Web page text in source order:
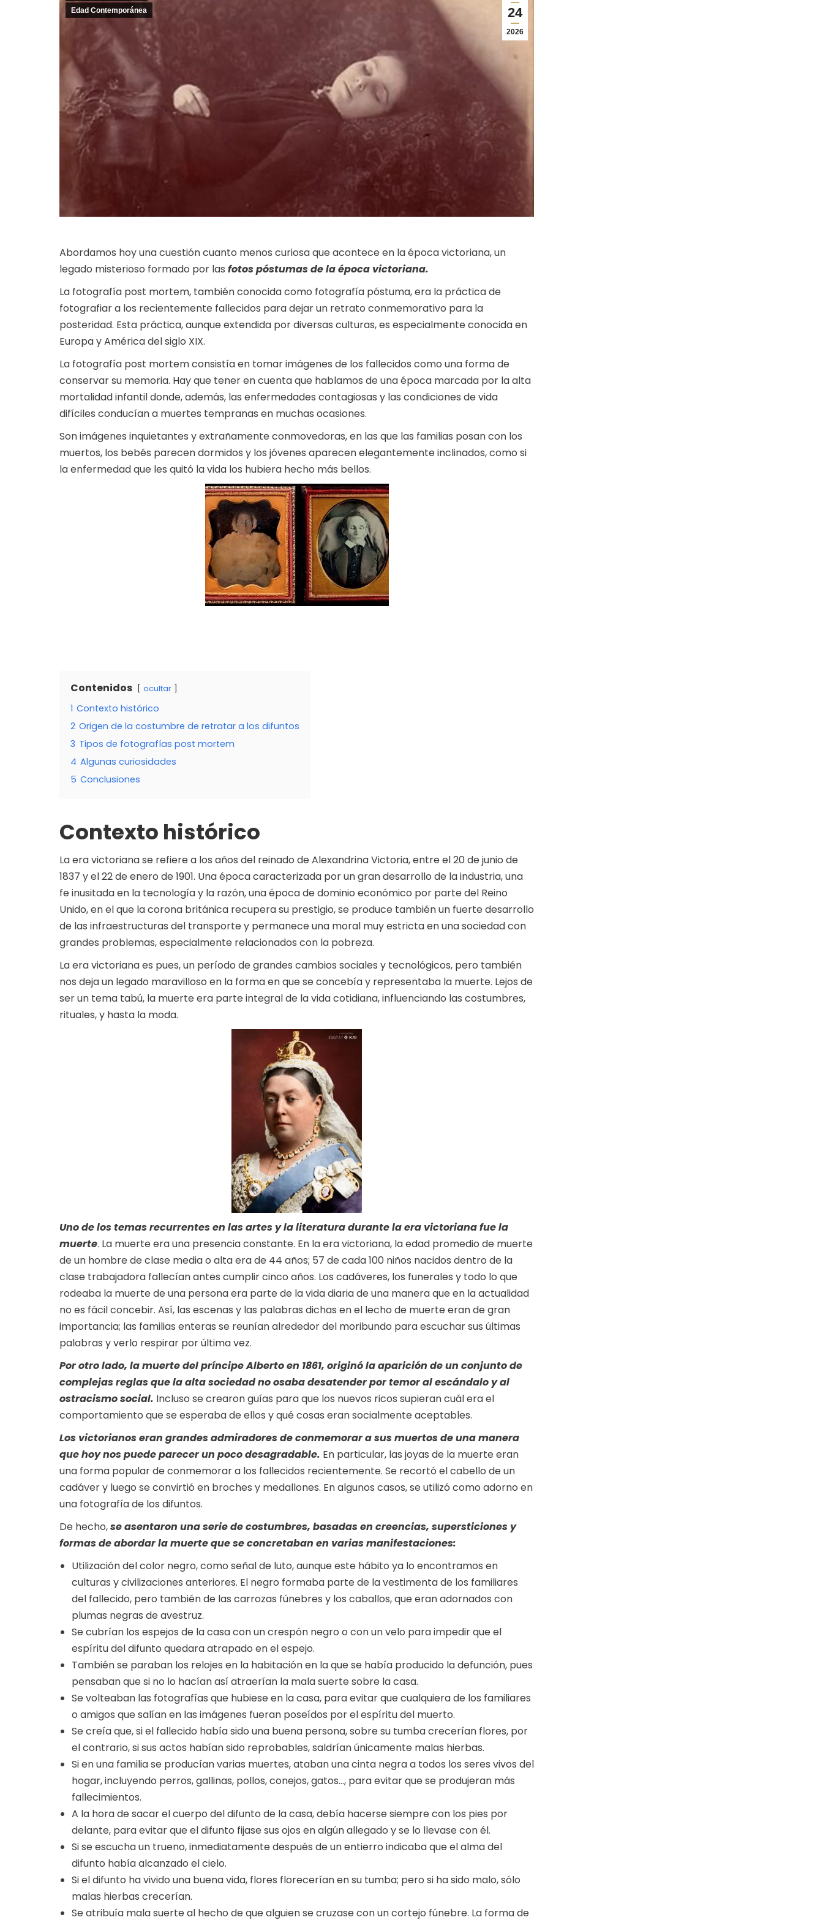
24
2026
Edad Contemporánea
Abordamos hoy una cuestión cuanto menos curiosa que acontece en la época victoriana, un
legado misterioso formado por las fotos póstumas de la época victoriana.
La fotografía post mortem, también conocida como fotografía póstuma, era la práctica de
fotografiar a los recientemente fallecidos para dejar un retrato conmemorativo para la
posteridad. Esta práctica, aunque extendida por diversas culturas, es especialmente conocida en
Europa y América del siglo XIX.
La fotografía post mortem consistía en tomar imágenes de los fallecidos como una forma de
conservar su memoria. Hay que tener en cuenta que hablamos de una época marcada por la alta
mortalidad infantil donde, además, las enfermedades contagiosas y las condiciones de vida
difíciles conducían a muertes tempranas en muchas ocasiones.
Son imágenes inquietantes y extrañamente conmovedoras, en las que las familias posan con los
muertos, los bebés parecen dormidos y los jóvenes aparecen elegantemente inclinados, como si
la enfermedad que les quitó la vida los hubiera hecho más bellos.
Contenidos ocultar
1 Contexto histórico
2 Origen de la costumbre de retratar a los difuntos
3 Tipos de fotografías post mortem
4 Algunas curiosidades
5 Conclusiones
Contexto histórico
La era victoriana se refiere a los años del reinado de Alexandrina Victoria, entre el 20 de junio de
1837 y el 22 de enero de 1901. Una época caracterizada por un gran desarrollo de la industria, una
fe inusitada en la tecnología y la razón, una época de dominio económico por parte del Reino
Unido, en el que la corona británica recupera su prestigio, se produce también un fuerte desarrollo
de las infraestructuras del transporte y permanece una moral muy estricta en una sociedad con
grandes problemas, especialmente relacionados con la pobreza.
La era victoriana es pues, un período de grandes cambios sociales y tecnológicos, pero también
nos deja un legado maravilloso en la forma en que se concebía y representaba la muerte. Lejos de
ser un tema tabú, la muerte era parte integral de la vida cotidiana, influenciando las costumbres,
rituales, y hasta la moda.
Uno de los temas recurrentes en las artes y la literatura durante la era victoriana fue la
muerte. La muerte era una presencia constante. En la era victoriana, la edad promedio de muerte
de un hombre de clase media o alta era de 44 años; 57 de cada 100 niños nacidos dentro de la
clase trabajadora fallecían antes cumplir cinco años. Los cadáveres, los funerales y todo lo que
rodeaba la muerte de una persona era parte de la vida diaria de una manera que en la actualidad
no es fácil concebir. Así, las escenas y las palabras dichas en el lecho de muerte eran de gran
importancia; las familias enteras se reunían alrededor del moribundo para escuchar sus últimas
palabras y verlo respirar por última vez.
Por otro lado, la muerte del príncipe Alberto en 1861, originó la aparición de un conjunto de
complejas reglas que la alta sociedad no osaba desatender por temor al escándalo y al
ostracismo social. Incluso se crearon guías para que los nuevos ricos supieran cuál era el
comportamiento que se esperaba de ellos y qué cosas eran socialmente aceptables.
Los victorianos eran grandes admiradores de conmemorar a sus muertos de una manera
que hoy nos puede parecer un poco desagradable. En particular, las joyas de la muerte eran
una forma popular de conmemorar a los fallecidos recientemente. Se recortó el cabello de un
cadáver y luego se convirtió en broches y medallones. En algunos casos, se utilizó como adorno en
una fotografía de los difuntos.
De hecho,se asentaron una serie de costumbres, basadas en creencias, supersticiones y
formas de abordar la muerte que se concretaban en varias manifestaciones:
Utilización del color negro, como señal de luto, aunque este hábito ya lo encontramos en
culturas y civilizaciones anteriores. El negro formaba parte de la vestimenta de los familiares
del fallecido, pero también de las carrozas fúnebres y los caballos, que eran adornados con
plumas negras de avestruz.
Se cubrían los espejos de la casa con un crespón negro o con un velo para impedir que el
espíritu del difunto quedara atrapado en el espejo.
También se paraban los relojes en la habitación en la que se había producido la defunción, pues
pensaban que si no lo hacían así atraerían la mala suerte sobre la casa.
Se volteaban las fotografías que hubiese en la casa, para evitar que cualquiera de los familiares
o amigos que salían en las imágenes fueran poseídos por el espíritu del muerto.
Se creía que, si el fallecido había sido una buena persona, sobre su tumba crecerían flores, por
el contrario, si sus actos habían sido reprobables, saldrían únicamente malas hierbas.
Si en una familia se producían varias muertes, ataban una cinta negra a todos los seres vivos del
hogar, incluyendo perros, gallinas, pollos, conejos, gatos…, para evitar que se produjeran más
fallecimientos.
A la hora de sacar el cuerpo del difunto de la casa, debía hacerse siempre con los pies por
delante, para evitar que el difunto fijase sus ojos en algún allegado y se lo llevase con él.
Si se escucha un trueno, inmediatamente después de un entierro indicaba que el alma del
difunto había alcanzado el cielo.
Si el difunto ha vivido una buena vida, flores florecerían en su tumba; pero si ha sido malo, sólo
malas hierbas crecerían.
Se atribuía mala suerte al hecho de que alguien se cruzase con un cortejo fúnebre. La forma de